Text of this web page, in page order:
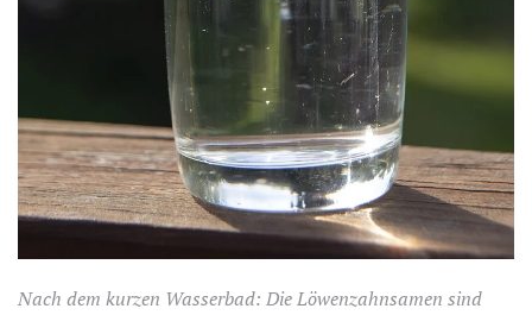
Nach dem kurzen Wasserbad: Die Löwenzahnsamen sind